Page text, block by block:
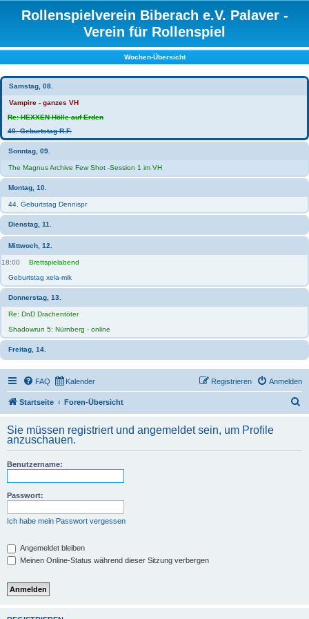
Rollenspielverein Biberach e.V. Palaver -
Verein für Rollenspiel
Wochen-Übersicht
Samstag, 08.
Vampire - ganzes VH
Re: HEXXEN Hölle auf Erden
40. Geburtstag R.F.
Sonntag, 09.
The Magnus Archive Few Shot -Session 1 im VH
Montag, 10.
44. Geburtstag Dennispr
Dienstag, 11.
Mittwoch, 12.
18:00
Brettspielabend
Geburtstag xela-mik
Donnerstag, 13.
Re: DnD Drachentöter
Shadowrun 5: Nürnberg - online
Freitag, 14.
FAQ Kalender Anmelden
Registrieren
Startseite Foren-Übersicht
h
Sie müssen registriert und angemeldet sein, um Profile
anzuschauen.
Benutzername:
Passwort:
Ich habe mein Passwort vergessen
Angemeldet bleiben
Meinen Online-Status während dieser Sitzung verbergen